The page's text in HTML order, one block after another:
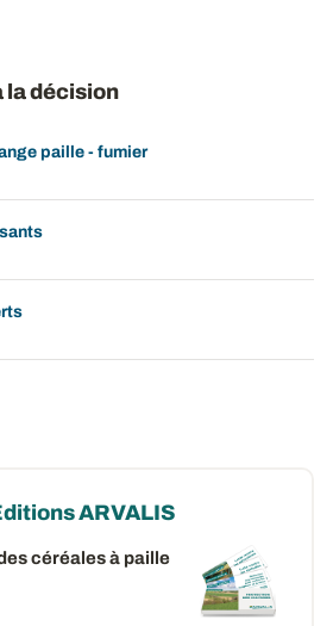
la décision
paille - fumier
ARVALIS
céréales à paille